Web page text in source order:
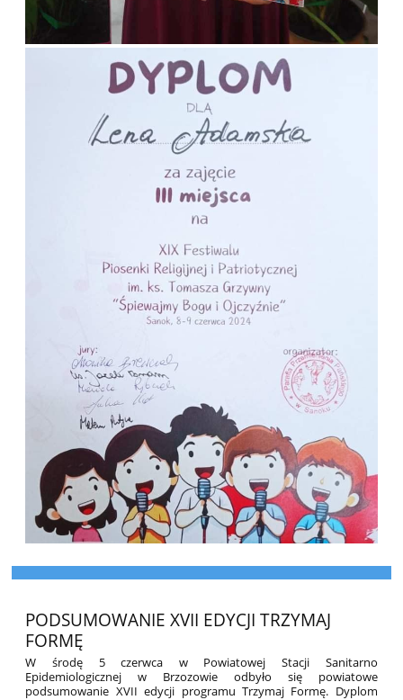
PODSUMOWANIE XVII EDYCJI TRZYMAJ
FORMĘ
W środę 5 czerwca w Powiatowej Stacji Sanitarno
Epidemiologicznej w Brzozowie odbyło się powiatowe
podsumowanie XVII edycji programu Trzymaj Formę. Dyplom